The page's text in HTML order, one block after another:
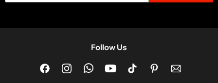
Follow Us